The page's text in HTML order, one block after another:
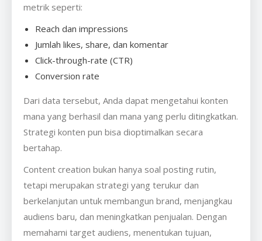
metrik seperti:
Reach dan impressions
Jumlah likes, share, dan komentar
Click-through-rate (CTR)
Conversion rate
Dari data tersebut, Anda dapat mengetahui konten
mana yang berhasil dan mana yang perlu ditingkatkan.
Strategi konten pun bisa dioptimalkan secara
bertahap.
Content creation bukan hanya soal posting rutin,
tetapi merupakan strategi yang terukur dan
berkelanjutan untuk membangun brand, menjangkau
audiens baru, dan meningkatkan penjualan. Dengan
memahami target audiens, menentukan tujuan,